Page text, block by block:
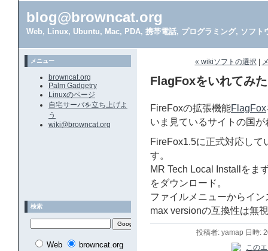
blog@browncat.org
Web, Linux, Ubuntu, Mac, PDA, 携帯電話, プログラミング, ソフト
« wikiソフトの選択
FlagFoxをいれてみた
FireFoxの拡張機能FlagFox
いま見ているサイトの国
FireFox1.5に正式対応して
す。
MR Tech Local Installをま
をダウンロード。
ファイルメニューからイン
max versionの互換性は無
投稿者: yamap 日時:
メニュー
browncat.org
Palm Gadgetry
Linuxのページ
自宅サーバを立ち上げよ
う
wiki@browncat.org
検索
Web browncat.org